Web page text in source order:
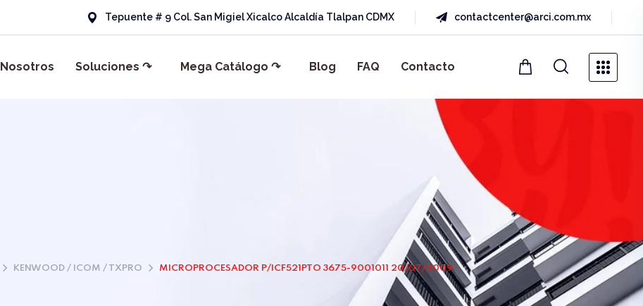
Tepuente # 9 Col. San Migiel Xicalco Alcaldía Tlalpan CDMX contactcenter@arci.com.mx
Nosotros Soluciones ↷ Mega Catálogo ↷ Blog FAQ Contacto
KENWOOD / ICOM / TXPRO MICROPROCESADOR P/ICF521PTO 3675-9001011 20/07/2009